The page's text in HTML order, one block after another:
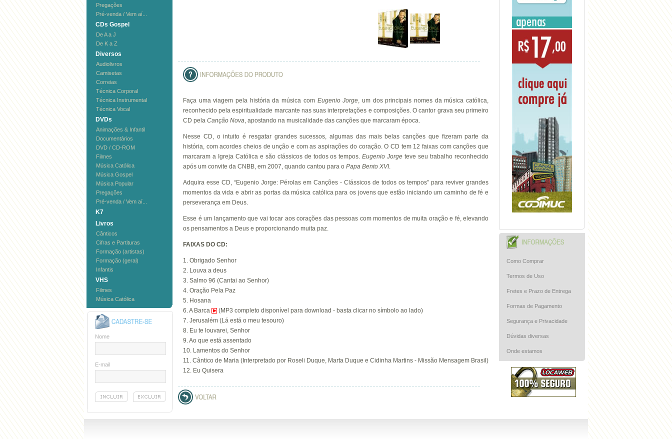
Pregações
Pré-venda / Vem aí...
CDs Gospel
De A a J
De K a Z
Diversos
Audiolivros
Camisetas
Correias
Técnica Corporal
Técnica Instrumental
Técnica Vocal
DVDs
Animações & Infantil
Documentários
DVD / CD-ROM
Filmes
Música Católica
Música Gospel
Música Popular
Pregações
Pré-venda / Vem aí...
K7
Livros
Cânticos
Cifras e Partituras
Formação (artistas)
Formação (geral)
Infantis
VHS
Filmes
Música Católica
Nome
E-mail
Faça uma viagem pela história da música com Eugenio Jorge, um dos principais nomes da música católica,
reconhecido pela espiritualidade marcante nas suas interpretações e composições. O cantor grava seu primeiro
CD pela Canção Nova, apostando na musicalidade das canções que marcaram época.
Nesse CD, o intuito é resgatar grandes sucessos, algumas das mais belas canções que fizeram parte da
história, com acordes cheios de unção e com as aspirações do coração. O CD tem 12 faixas com canções que
marcaram a Igreja Católica e são clássicos de todos os tempos.Eugenio Jorge teve seu trabalho reconhecido
após um convite da CNBB, em 2007, quando cantou para o Papa Bento XVI.
Adquira esse CD, “Eugenio Jorge: Pérolas em Canções - Clássicos de todos os tempos” para reviver grandes
momentos da vida e abrir as portas da música católica para os jovens que estão iniciando um caminho de fé e
perseverança em Deus.
Esse é um lançamento que vai tocar aos corações das pessoas com momentos de muita oração e fé, elevando
os pensamentos a Deus e proporcionando muita paz.
FAIXAS DO CD:
1. Obrigado Senhor
2. Louva a deus
3. Salmo 96 (Cantai ao Senhor)
4. Oração Pela Paz
5. Hosana
6. A Barca
(MP3 completo disponível para download - basta clicar no símbolo ao lado)
7. Jerusalém (Lá está o meu tesouro)
8. Eu te louvarei, Senhor
9. Ao que está assentado
10. Lamentos do Senhor
11. Cântico de Maria (Interpretado por Roseli Duque, Marta Duque e Cidinha Martins - Missão Mensagem Brasil)
12. Eu Quisera
Como Comprar
Termos de Uso
Fretes e Prazo de Entrega
Formas de Pagamento
Segurança e Privacidade
Dúvidas diversas
Onde estamos